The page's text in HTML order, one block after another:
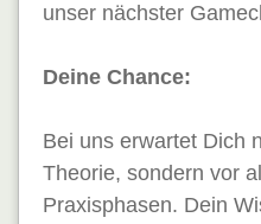
unser nächster
Deine Chance:
Bei uns erwartet Dich
Theorie, sondern vor
Praxisphasen. Dein